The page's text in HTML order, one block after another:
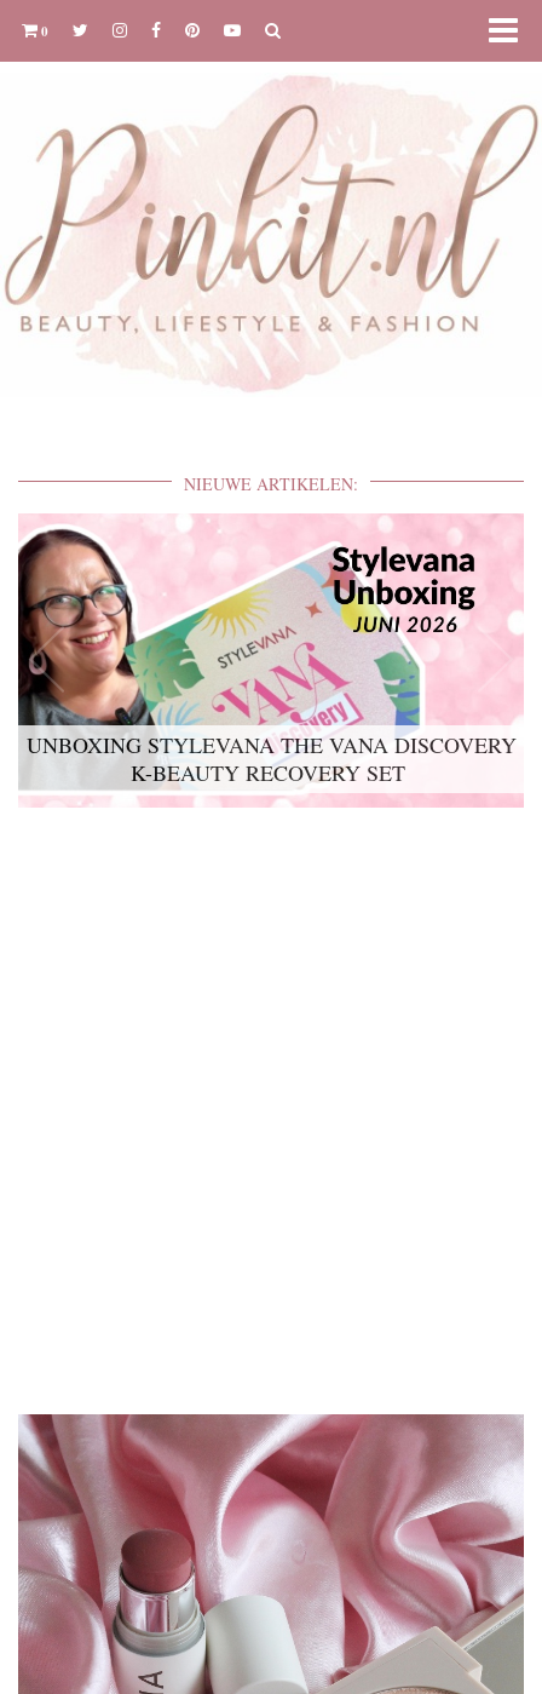
0
NIEUWE ARTIKELEN:
UNBOXING STYLEVANA THE VANA DISCOVERY
K-BEAUTY RECOVERY SET